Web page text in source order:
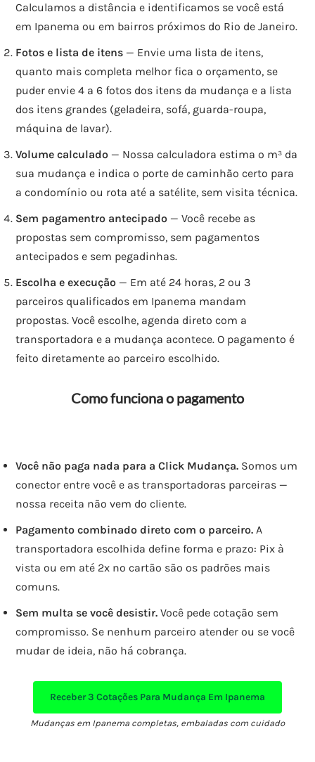
Calculamos a distância e identificamos se você está
em Ipanema ou em bairros próximos do Rio de Janeiro.
Fotos e lista de itens — Envie uma lista de itens,
quanto mais completa melhor fica o orçamento, se
puder envie 4 a 6 fotos dos itens da mudança e a lista
dos itens grandes (geladeira, sofá, guarda-roupa,
máquina de lavar).
Volume calculado — Nossa calculadora estima o m³ da
sua mudança e indica o porte de caminhão certo para
a condomínio ou rota até a satélite, sem visita técnica.
Sem pagamentro antecipado — Você recebe as
propostas sem compromisso, sem pagamentos
antecipados e sem pegadinhas.
Escolha e execução — Em até 24 horas, 2 ou 3
parceiros qualificados em Ipanema mandam
propostas. Você escolhe, agenda direto com a
transportadora e a mudança acontece. O pagamento é
feito diretamente ao parceiro escolhido.
Como funciona o pagamento
Você não paga nada para a Click Mudança. Somos um
conector entre você e as transportadoras parceiras —
nossa receita não vem do cliente.
Pagamento combinado direto com o parceiro. A
transportadora escolhida define forma e prazo: Pix à
vista ou em até 2x no cartão são os padrões mais
comuns.
Sem multa se você desistir. Você pede cotação sem
compromisso. Se nenhum parceiro atender ou se você
mudar de ideia, não há cobrança.
Receber3 Cotações Para Mudança Em Ipanema
Mudanças em Ipanema completas, embaladas com cuidado